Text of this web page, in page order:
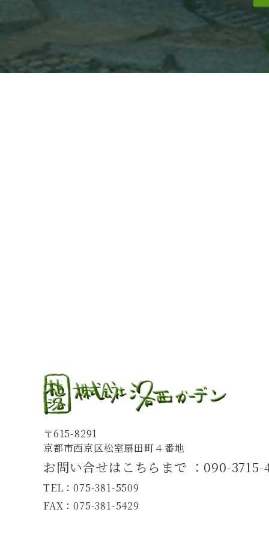
〒615-8291
京都市西京区松室扇田町４番地
お問い合せはこちらまで ： 090-3715-
TEL：075-381-5509
FAX：075-381-5429